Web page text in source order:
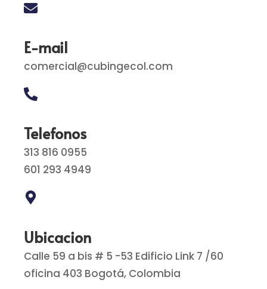
E-mail
comercial@cubingecol.com
Telefonos
313 816 0955
601 293 4949
Ubicacion
Calle 59 a bis # 5 -53 Edificio Link 7 /60
oficina 403 Bogotá, Colombia